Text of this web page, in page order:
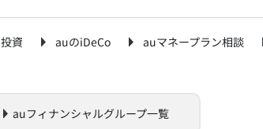
資 auのiDeCo
auマネープラン相談
auフィナンシャルグループ一覧